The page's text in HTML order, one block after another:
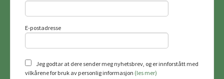
Vår nettbutikk bruker cookies slik at du
yte deg bedre service. Vi bruker cookies
hovedsaklig til å lagre
innloggingsdetaljer og huske hva du
E-postadresse
Jeg godtar at dere sender meg nyhetsbrev, og er innforstått med
vilkårene for bruk av personlig informasjon (les mer)